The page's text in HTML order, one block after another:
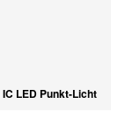
LED Punkt-Licht